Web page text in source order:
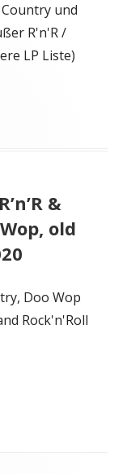
und
R'n'R /
LP Liste)
&
old
Doo Wop
Rock'n'Roll